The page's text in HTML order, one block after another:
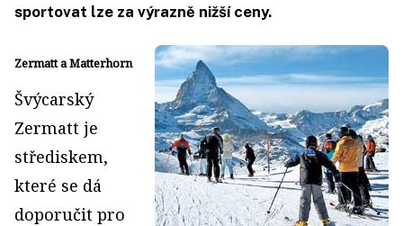
sportovat lze za výrazně nižší ceny.
Zermatt a Matterhorn
Švýcarský
Zermatt je
střediskem,
které se dá
doporučit pro